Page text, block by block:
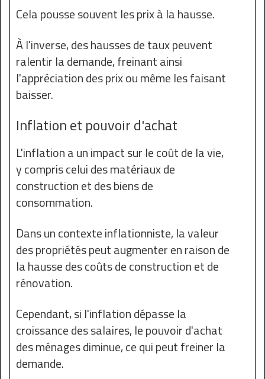
Cela pousse souvent les prix à la hausse.
À l'inverse, des hausses de taux peuvent
ralentir la demande, freinant ainsi
l'appréciation des prix ou même les faisant
baisser.
Inflation et pouvoir d'achat
L'inflation a un impact sur le coût de la vie,
y compris celui des matériaux de
construction et des biens de
consommation.
Dans un contexte inflationniste, la valeur
des propriétés peut augmenter en raison de
la hausse des coûts de construction et de
rénovation.
Cependant, si l'inflation dépasse la
croissance des salaires, le pouvoir d'achat
des ménages diminue, ce qui peut freiner la
demande.